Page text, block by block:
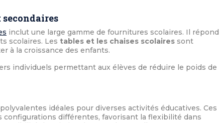
inclut une large gamme de fournitures scolaires. Il répond
scolaires. Les tables et les chaises scolaires sont
à la croissance des enfants.
individuels permettant aux élèves de réduire le poids de
idéales pour diverses activités éducatives. Ces
différentes, favorisant la flexibilité dans